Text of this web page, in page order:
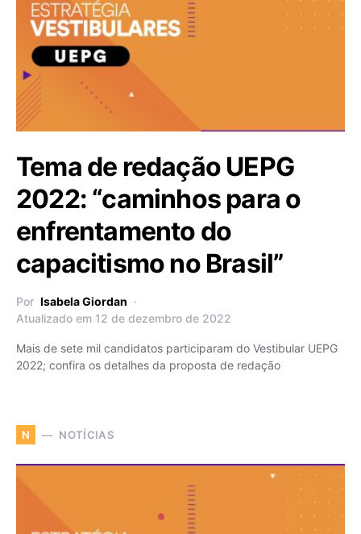
Tema de redação UEPG
2022: “caminhos para o
enfrentamento do
capacitismo no Brasil”
Por Isabela Giordan
Atualizado em 12 de dezembro de 2022
Mais de sete mil candidatos participaram do Vestibular UEPG
2022; confira os detalhes da proposta de redação
N NOTÍCIAS